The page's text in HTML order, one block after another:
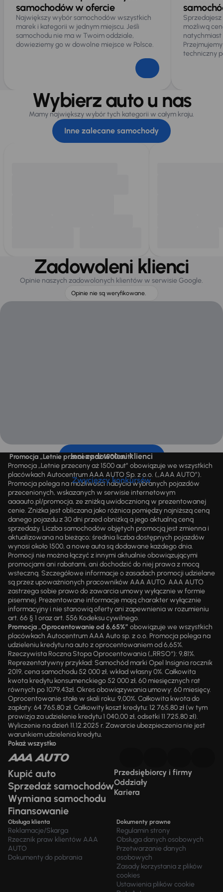
samochodów w ofercie
Największy wybór samochodów wszystkich
marek i kategorii w jednym miejscu. Jeśli
samochodu nie ma w Twoim oddziale,
dowieziemy go w dowolne miejsce w Polsce.
możliwą
techniczny
Wybierz auto u nas
Mamy największy wybór tych kategorii w całym kraju.
Inne zalecane samochody
Zadowoleni klienci
Opinie naszych zadowolonych klientów w serwisie Google.
Opinie nie są weryfikowane.
Inni zadowoleni klienci
Zwycięzcy konkursów
Promocja „Letnie przeceny aż 1500 aut”
Promocja „Letnie przeceny aż 1500 aut” obowiązuje we wszystkich
placówkach Autocentrum AAA AUTO Sp. z o.o. („AAA AUTO”).
Promocja polega na możliwości nabycia wybranych pojazdów
przecenionych, wskazanych w serwisie internetowym
aaaauto.pl/promocja, ze zniżką uwidocznioną w prezentowanej
cenie. Zniżka jest obliczana jako różnica pomiędzy najniższą ceną
danego pojazdu z 30 dni przed obniżką a jego aktualną ceną
sprzedaży. Liczba samochodów objętych promocją jest zmienna i
aktualizowana na bieżąco; średnia liczba dostępnych pojazdów
wynosi około 1500, a nowe auta są dodawane każdego dnia.
Promocji nie można łączyć z innymi aktualnie obowiązującymi
promocjami ani rabatami, ani dochodzić do niej prawa z mocą
wsteczną. Szczegółowe informacje o zasadach promocji udzielane
są przez upoważnionych pracowników AAA AUTO. AAA AUTO
zastrzega sobie prawo do zawarcia umowy wyłącznie w formie
pisemnej. Prezentowane informacje mają charakter wyłącznie
informacyjny i nie stanowią oferty ani zapewnienia w rozumieniu
art. 66 § 1 oraz art. 556 Kodeksu cywilnego.
Promocja „Oprocentowanie od 6,65%” obowiązuje we wszystkich
placówkach Autocentrum AAA Auto sp. z o.o. Promocja polega na
udzieleniu kredytu na auto z oprocentowaniem od 6,65%.
Rzeczywista Roczna Stopa Oprocentowania („RRSO“): 9,81%.
Reprezentatywny przykład: Samochód marki Opel Insignia rocznik
2019, cena samochodu 52 000 zł, wkład własny 0%. Całkowita
kwota kredytu konsumenckiego 52 000 zł, 60 miesięcznych rat
równych po 1079,43zł. Okres obowiązywania umowy: 60 miesięcy.
Oprocentowanie stałe w skali roku: 9,00%. Całkowita kwota do
zapłaty: 64 765,80 zł. Całkowity koszt kredytu: 12 765,80 zł (w tym
prowizja za udzielenie kredytu 1 040,00 zł, odsetki 11 725,80 zł).
Wyliczenie na dzień 11.12.2025 r. Zawarcie ubezpieczenia nie jest
warunkiem udzielenia kredytu.
Pokaż wszystko
Kupić auto
Sprzedaż samochodów
Wymiana samochodu
Finansowanie
Przedsiębiorcy i firmy
Oddziały
Kariera
Obsługa klienta
Reklamacje/Skarga
Rzecznik praw klientów AAA
AUTO
Dokumenty do pobrania
Dokumenty prawne
Regulamin strony
Obsługa danych osobowych
Przetwarzanie danych
osobowych
Zasady korzystania z plików
cookies
Ustawienia plików cookie